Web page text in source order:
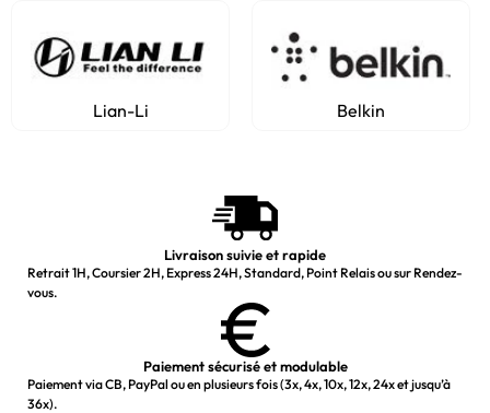
Lian-Li Belkin
Livraison suivie et rapide
Retrait 1H, Coursier 2H, Express 24H, Standard, Point Relais ou sur Rendez-
vous.
Paiement sécurisé et modulable
Paiement via CB, PayPal ou en plusieurs fois (3x, 4x, 10x, 12x, 24x et jusqu’à
36x).